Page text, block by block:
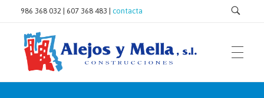
986 368 032 | 607 368 483 | contacta
Inicio Aviso legal